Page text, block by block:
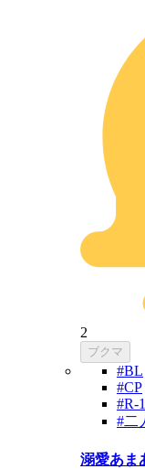
2
ブクマ
#BL
#CP
#R-
#二
溺愛あま